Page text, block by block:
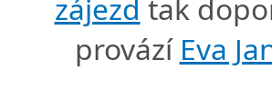
zájezd tak
provází Eva